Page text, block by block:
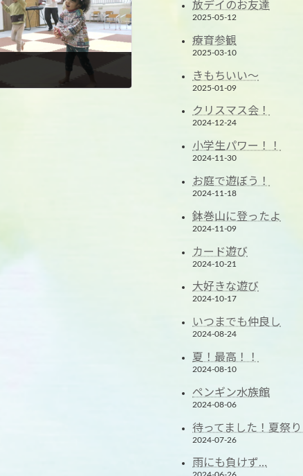
放デイのお友達
2025-05-12
療育参観
2025-03-10
きもちいい～
2025-01-09
クリスマス会！
2024-12-24
小学生パワー！！
2024-11-30
お庭で遊ぼう！
2024-11-18
鉢巻山に登ったよ
2024-11-09
カード遊び
2024-10-21
大好きな遊び
2024-10-17
いつまでも仲良し
2024-08-24
夏！最高！！
2024-08-10
ペンギン水族館
2024-08-06
待ってました！夏祭り
2024-07-26
雨にも負けず…